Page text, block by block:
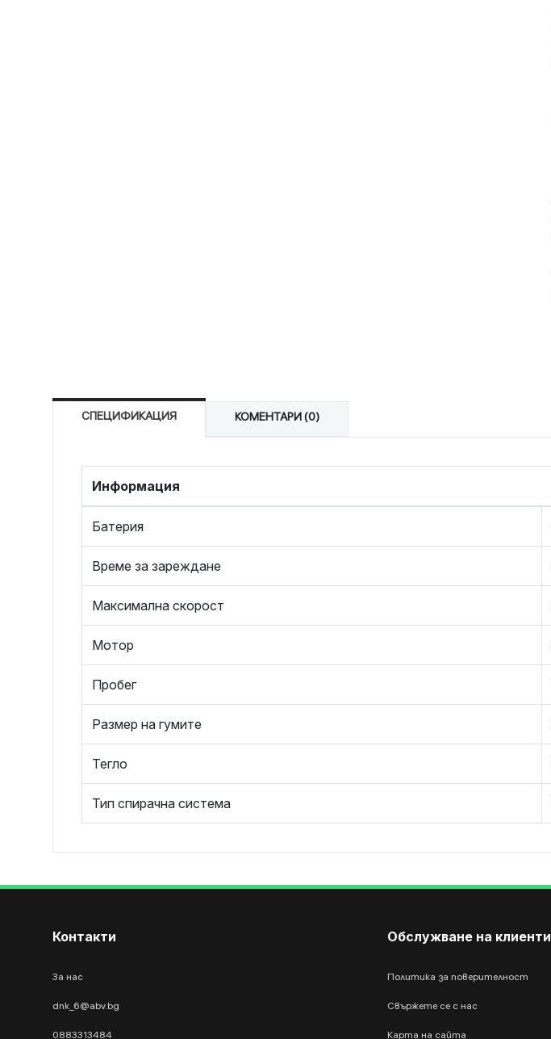
СПЕЦИФИКАЦИЯ КОМЕНТАРИ (0)
Информация
Батерия
Време за зареждане
Максимална скорост
Мотор
Пробег
Размер на гумите
Тегло
Тип спирачна система
Контакти
За нас
dnk_6@abv.bg
0883313484
Обслужване на клиенти
Политика за поверителност
Свържете се с нас
Карта на сайта